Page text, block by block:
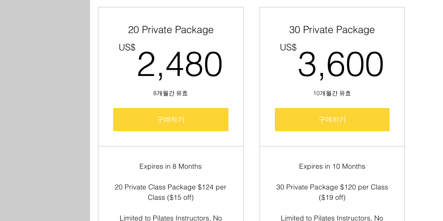
20 Private Package
US$ 2,480 2,480US$
8개월간 유효
구매하기
Expires in 8 Months
20 Private Class Package $124 per
Class ($15 off)
Limited to Pilates Instructors, No
30 Private Package
US$3,600
10개월간 유효
구매하기
Expires in 10 Months
30 Private Package $120 per Class
($19 off)
Limited to Pilates Instructors, No